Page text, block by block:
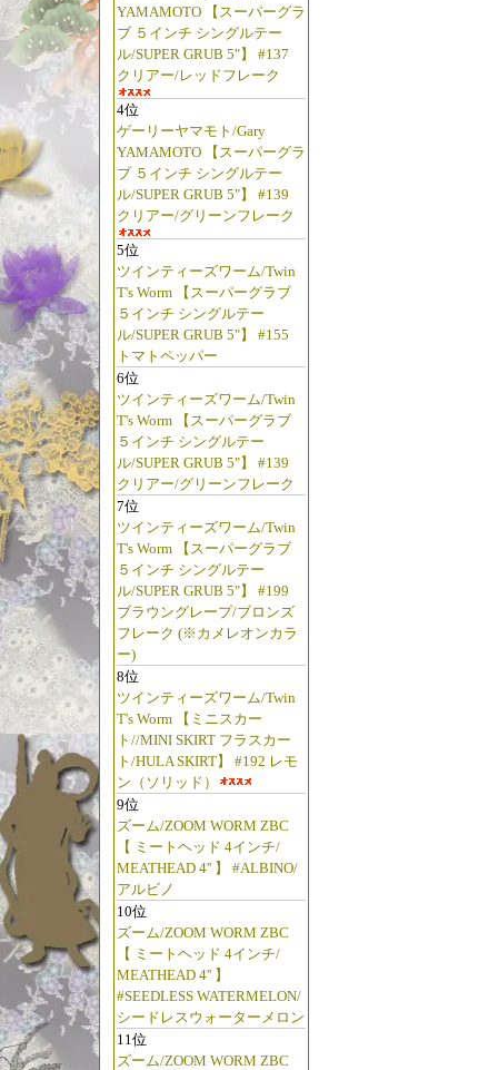
YAMAMOTO 【スーパーグラ
ブ ５インチ シングルテー
ル/SUPER GRUB 5"】 #137
クリアー/レッドフレーク
4位
ゲーリーヤマモト/Gary
YAMAMOTO 【スーパーグラ
ブ ５インチ シングルテー
ル/SUPER GRUB 5"】 #139
クリアー/グリーンフレーク
5位
ツインティーズワーム/Twin
T's Worm 【スーパーグラブ
５インチ シングルテー
ル/SUPER GRUB 5"】 #155
トマトペッパー
6位
ツインティーズワーム/Twin
T's Worm 【スーパーグラブ
５インチ シングルテー
ル/SUPER GRUB 5"】 #139
クリアー/グリーンフレーク
7位
ツインティーズワーム/Twin
T's Worm 【スーパーグラブ
５インチ シングルテー
ル/SUPER GRUB 5"】 #199
ブラウングレープ/ブロンズ
フレーク (※カメレオンカラ
ー)
8位
ツインティーズワーム/Twin
T's Worm 【ミニスカー
ト//MINI SKIRT フラスカー
ト/HULA SKIRT】 #192 レモ
ン（ソリッド）
9位
ズーム/ZOOM WORM ZBC
【 ミートヘッド 4インチ/
MEATHEAD 4'' 】 #ALBINO/
アルビノ
10位
ズーム/ZOOM WORM ZBC
【 ミートヘッド 4インチ/
MEATHEAD 4'' 】
#SEEDLESS WATERMELON/
シードレスウォーターメロン
11位
ズーム/ZOOM WORM ZBC